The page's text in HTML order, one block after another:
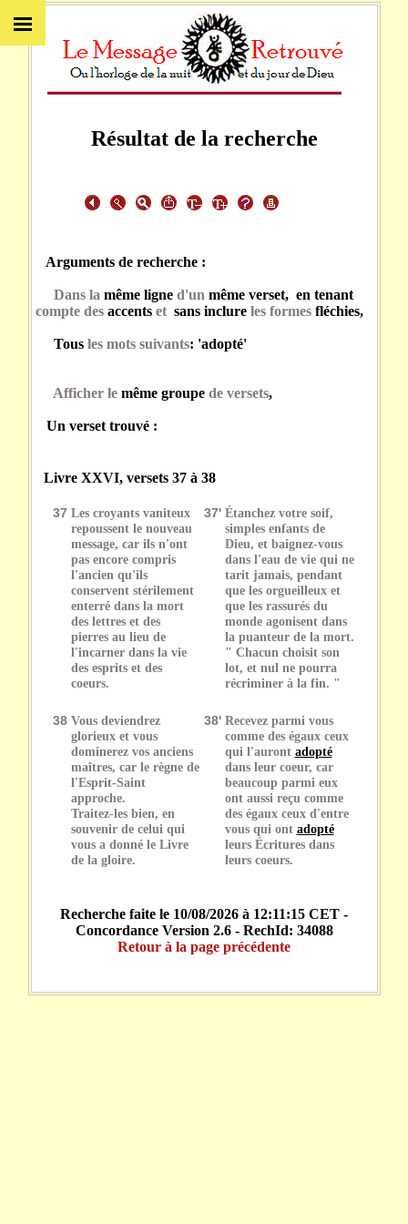
Résultat de la recherche
Arguments de recherche :
Dans la même ligne d'un même verset, en tenant
compte des accents et sans inclureles formes fléchies,
Tous les mots suivants: 'adopté'
Afficher le même groupede versets,
Un verset trouvé :
Livre XXVI, versets 37 à 38
37 Les croyants vaniteux
repoussent le nouveau
message, car ils n'ont
pas encore compris
l'ancien qu'ils
conservent stérilement
enterré dans la mort
des lettres et des
pierres au lieu de
l'incarner dans la vie
des esprits et des
coeurs.
37' Étanchez votre soif,
simples enfants de
Dieu, et baignez-vous
dans l'eau de vie qui ne
tarit jamais, pendant
que les orgueilleux et
que les rassurés du
monde agonisent dans
la puanteur de la mort.
" Chacun choisit son
lot, et nul ne pourra
récriminer à la fin. "
38 Vous deviendrez
glorieux et vous
dominerez vos anciens
maîtres, car le règne de
l'Esprit-Saint
approche.
Traitez-les bien, en
souvenir de celui qui
vous a donné le Livre
de la gloire.
38' Recevez parmi vous
comme des égaux ceux
qui l'auront adopté
dans leur coeur, car
beaucoup parmi eux
ont aussi reçu comme
des égaux ceux d'entre
vous qui ont adopté
leurs Écritures dans
leurs coeurs.
Recherche faite le 10/08/2026 à 12:11:15 CET -
Concordance Version 2.6 - RechId: 34088
Retour à la page précédente